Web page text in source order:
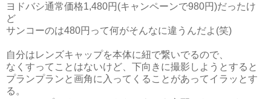
ヨドバシ通常価格1,480円(キャンペーンで980円)だったけ
ど
サンコーのは480円って何がそんなに違うんだよ(笑)
自分はレンズキャップを本体に紐で繋いでるので、
なくすってことはないけど、下向きに撮影しようとすると
プランプランと画角に入ってくることがあってイラッとす
る。